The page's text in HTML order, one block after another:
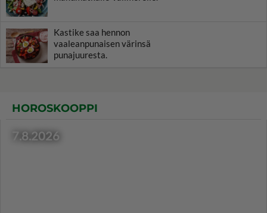
Kastike saa hennon
vaaleanpunaisen värinsä
punajuuresta.
HOROSKOOPPI
7.8.2026